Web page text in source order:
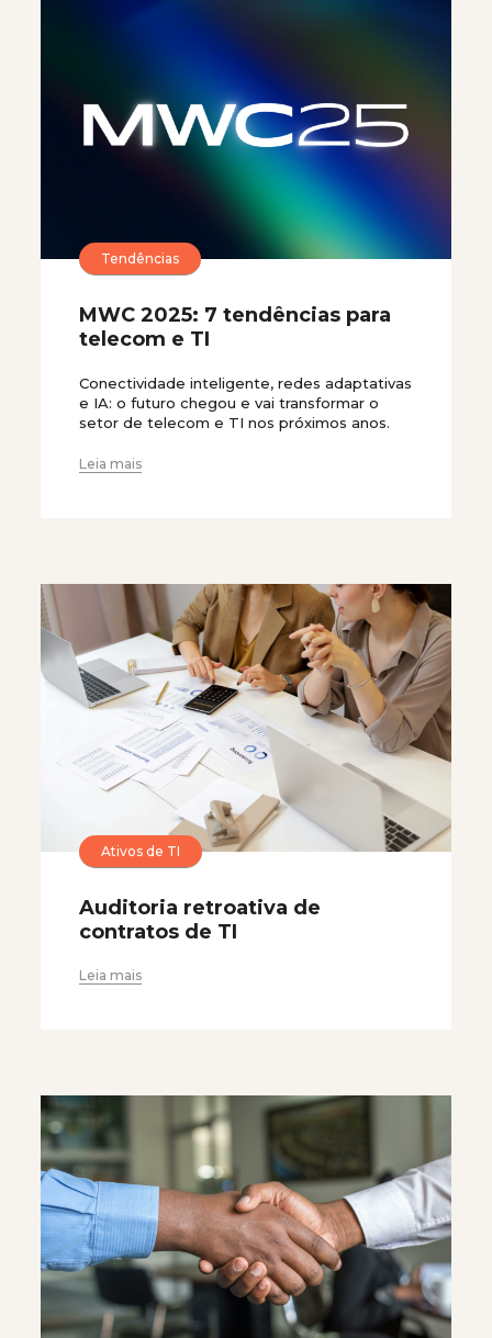
Tendências
MWC 2025: 7 tendências para
telecom e TI
Conectividade inteligente, redes adaptativas
e IA: o futuro chegou e vai transformar o
setor de telecom e TI nos próximos anos.
Leia mais
Ativos de TI
Auditoria retroativa de
contratos de TI
Leia mais